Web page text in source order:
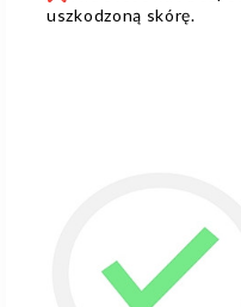
uszkodzoną skórę.